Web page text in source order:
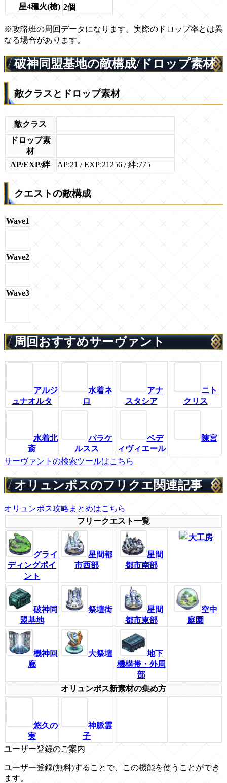
星4種火(槍) 2個
※攻略班の周回データになります。実際のドロップ率とは異
なる場合があります。
破神同盟基地の敵構成/ドロップ素材
敵クラスとドロップ素材
敵クラス
ドロップ素
材
AP/EXP/絆
AP:21 / EXP:21256 / 絆:775
クエストの敵構成
Wave1
Wave2
Wave3
周回おすすめサーヴァント
アルジ
ュナオルタ
水着ネ
ロ
アナ
スタシア
ニト
クリス
水着北
斎
パラケ
ルスス
ベデ
ィヴィエール
陳宮
サーヴァントの検索ツールはこちら
オリュンポスのフリクエ関連記事
オリュンポス攻略まとめはこちら
フリークエスト一覧
グライ
ディングポイ
ント
星間都
市西部
星間
都市南部
大工房
破神同
盟基地
祭壇街
星間
都市東部
空中
庭園
機神回
廊
大祭壇
地下
機構帯・外周
部
オリュンポス新素材の集め方
悠久の
実
神脈霊
子
ユーザー登録のご案内
ユーザー登録(無料)することで、この機能を使うことができ
ます。